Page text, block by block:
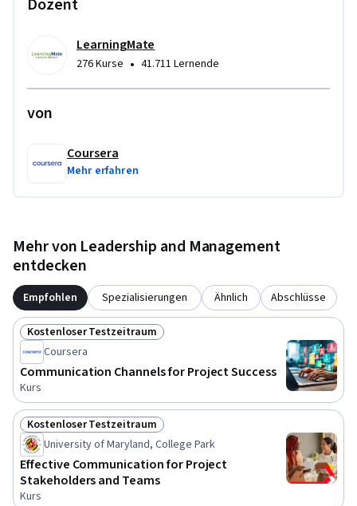
Dozent
LearningMate
276 Kurse • 41.711 Lernende
von
Coursera
Mehr erfahren
Mehr von Leadership and Management
entdecken
Empfohlen Spezialisierungen Ähnlich Abschlüsse
Status: Kostenloser Testzeitraum
Kostenloser Testzeitraum
Coursera
Communication Channels for Project Success
Kurs
Status: Kostenloser Testzeitraum
Kostenloser Testzeitraum
University of Maryland, College Park
Effective Communication for Project
Stakeholders and Teams
Kurs